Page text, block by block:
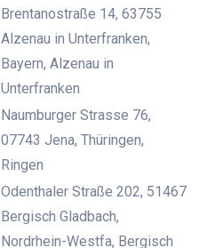
Brentanostraße 14, 63755
Alzenau in Unterfranken,
Bayern, Alzenau in
Unterfranken
Naumburger Strasse 76,
07743 Jena, Thüringen,
Ringen
Odenthaler Straße 202, 51467
Bergisch Gladbach,
Nordrhein-Westfa, Bergisch